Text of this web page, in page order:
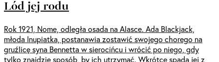
Lód jej rodu
Rok 1921, Nome, odległa osada na Alasce. Ada Blackjack,
młoda Inupiatka, postanawia zostawić swojego chorego na
gruźlicę syna Bennetta w sierocińcu i wrócić po niego, gdy
tylko znajdzie sposób, by ich utrzymać. Wkrótce spada jej z